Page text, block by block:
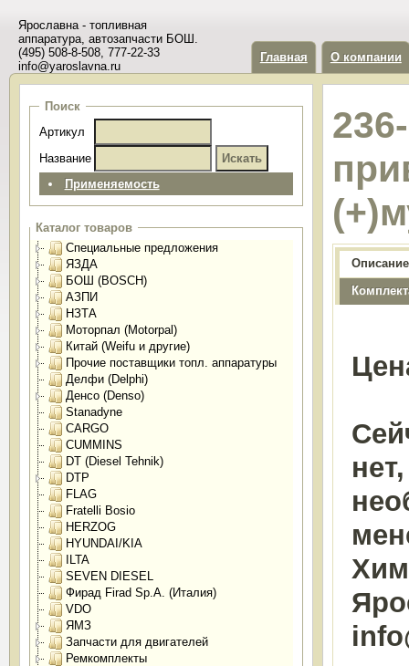
Ярославна - топливная
аппаратура, автозапчасти БОШ.
(495) 508-8-508, 777-22-33
info@yaroslavna.ru
Главная О компании
Поиск
Артикул
Название
Применяемость
Каталог товаров
Специальные предложения
ЯЗДА
БОШ (BOSCH)
АЗПИ
НЗТА
Моторпал (Motorpal)
Китай (Weifu и другие)
Прочие поставщики топл. аппаратуры
Делфи (Delphi)
Денсо (Denso)
Stanadyne
CARGO
CUMMINS
DT (Diesel Tehnik)
DTP
FLAG
Fratelli Bosio
HERZOG
HYUNDAI/KIA
ILTA
SEVEN DIESEL
Фирад Firad Sp.A. (Италия)
VDO
ЯМЗ
Запчасти для двигателей
Ремкомплекты
Описание